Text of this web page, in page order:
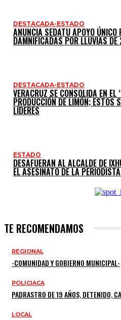
DESTACADA-ESTADO
ANUNCIA SEDATU APOYO ÚNICO
DAMNIFICADAS POR LLUVIAS
DESTACADA-ESTADO
VERACRUZ SE CONSOLIDA EN EL
PRODUCCIÓN DE LIMÓN; ESTOS
LÍDERES
ESTADO
DESAFUERAN AL ALCALDE DE
EL ASESINATO DE LA
TE RECOMENDAMOS
REGIONAL
-COMUNIDAD Y GOBIERNO MUNICIPAL-
POLICIACA
PADRASTRO DE 19 AÑOS, DETENIDO,
LOCAL